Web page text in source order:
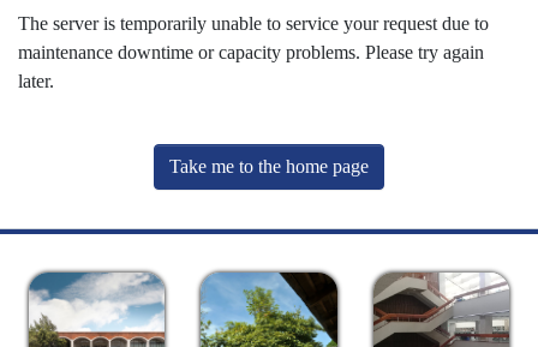
The server is temporarily unable to service your request due to
maintenance downtime or capacity problems. Please try again
later.
Take me to the home page